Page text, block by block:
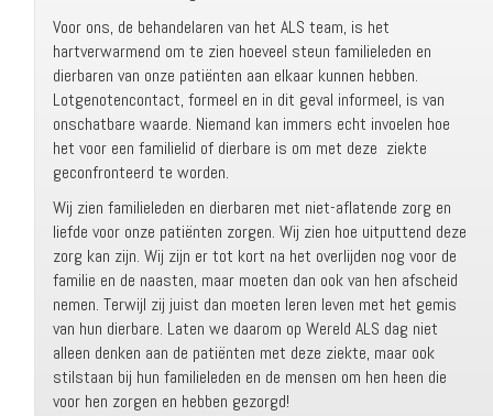
Voor ons, de behandelaren van het ALS team, is het
hartverwarmend om te zien hoeveel steun familieleden en
dierbaren van onze patiënten aan elkaar kunnen hebben.
Lotgenotencontact, formeel en in dit geval informeel, is van
onschatbare waarde. Niemand kan immers echt invoelen hoe
het voor een familielid of dierbare is om met deze ziekte
geconfronteerd te worden.
Wij zien familieleden en dierbaren met niet-aflatende zorg en
liefde voor onze patiënten zorgen. Wij zien hoe uitputtend deze
zorg kan zijn. Wij zijn er tot kort na het overlijden nog voor de
familie en de naasten, maar moeten dan ook van hen afscheid
nemen. Terwijl zij juist dan moeten leren leven met het gemis
van hun dierbare. Laten we daarom op Wereld ALS dag niet
alleen denken aan de patiënten met deze ziekte, maar ook
stilstaan bij hun familieleden en de mensen om hen heen die
voor hen zorgen en hebben gezorgd!